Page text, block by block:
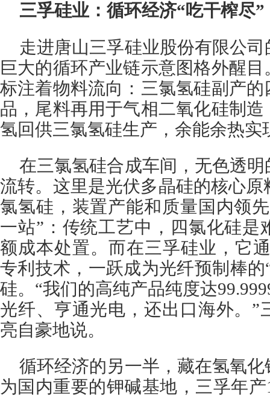
三孚硅业：循环经济“吃干榨尽
走进唐山三孚硅业股份有限公
巨大的循环产业链示意图格外醒
标注着物料流向：三氯氢硅副产
品，尾料再用于气相二氧化硅制
氢回供三氯氢硅生产，余能余热实
在三氯氢硅合成车间，无色透
流转。这里是光伏多晶硅的核心
氯氢硅，装置产能和质量国内领
一站”：传统工艺中，四氯化硅是
额成本处置。而在三孚硅业，它
专利技术，一跃成为光纤预制棒
硅。“我们的高纯产品纯度达
光纤、亨通光电，还出口海外。”
亮自豪地说。
循环经济的另一半，藏在氢氧
为国内重要的钾碱基地，三孚年